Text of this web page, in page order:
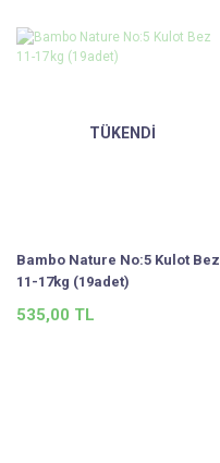
TÜKENDİ
Bambo Nature No:5 Kulot Bez
11-17kg (19adet)
535,00 TL